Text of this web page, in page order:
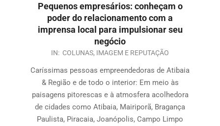
Pequenos empresários: conheçam o
poder do relacionamento com a
imprensa local para impulsionar seu
negócio
IN: COLUNAS, IMAGEM E REPUTAÇÃO
Caríssimas pessoas empreendedoras de Atibaia
& Região e de todo o interior: Em meio às
paisagens pitorescas e à atmosfera acolhedora
de cidades como Atibaia, Mairiporã, Bragança
Paulista, Piracaia, Joanópolis, Campo Limpo